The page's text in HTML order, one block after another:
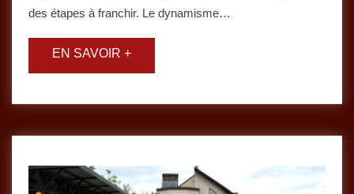
des étapes à franchir. Le dynamisme…